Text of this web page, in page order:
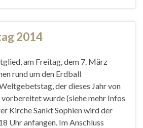
2014
am Freitag, dem 7. März
rund um den Erdball
der dieses Jahr von
vorbereitet wurde (siehe mehr Infos
Kirche Sankt Sophien wird der
Uhr anfangen. Im Anschluss